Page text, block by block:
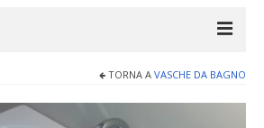
TORNA A VASCHE DA BAGNO